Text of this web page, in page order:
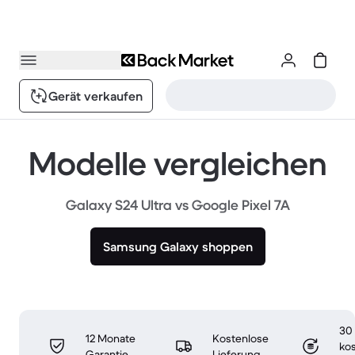
Gerät verkaufen
Modelle vergleichen
Galaxy S24 Ultra vs Google Pixel 7A
Samsung Galaxy shoppen
12 Monate
Kostenlose
30